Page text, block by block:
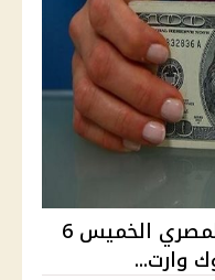
سعر الدولار مقابل الجنيه المصري الخميس 6